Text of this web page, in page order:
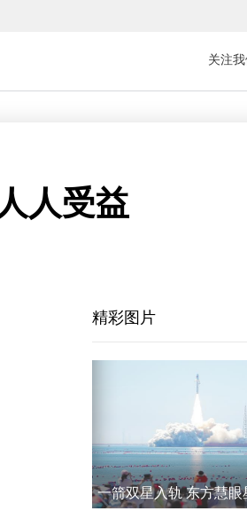
关注
人受益
精彩图片
一箭双星入轨 东方慧眼